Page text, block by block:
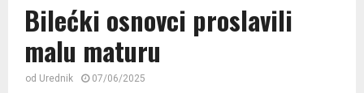
Bilećki osnovci proslavili
malu maturu
od Urednik 07/06/2025